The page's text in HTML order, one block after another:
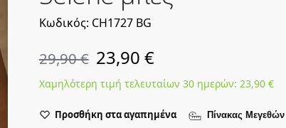
Κωδικός: CH1727 BG
29,90€ 23,90 €
Χαμηλότερη τιμή τελευταίων 30 ημερών: 23,90 €
Προσθήκη στα αγαπημένα Πίνακας Μεγεθών